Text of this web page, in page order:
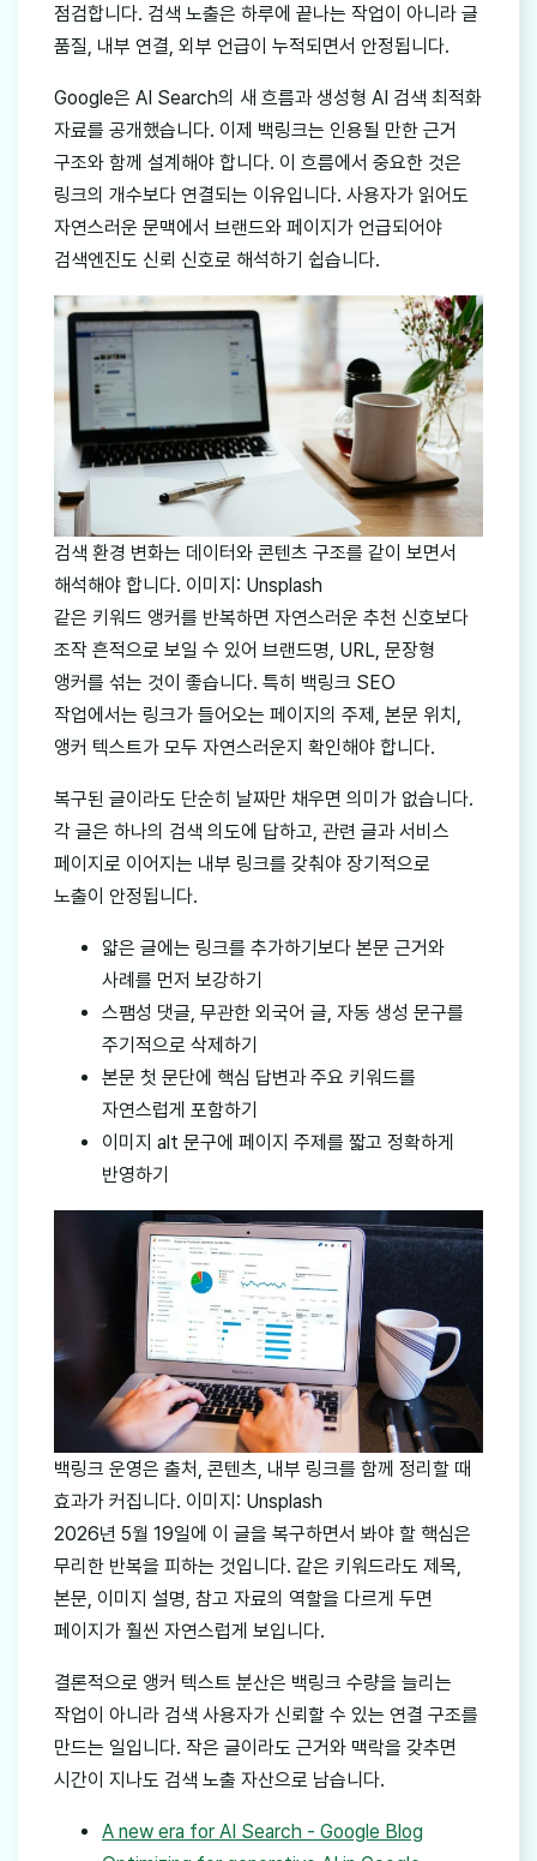
점검합니다. 검색 노출은 하루에 끝나는 작업이 아니라 글
품질, 내부 연결, 외부 언급이 누적되면서 안정됩니다.
Google은 AI Search의 새 흐름과 생성형 AI 검색 최적화
자료를 공개했습니다. 이제 백링크는 인용될 만한 근거
구조와 함께 설계해야 합니다. 이 흐름에서 중요한 것은
링크의 개수보다 연결되는 이유입니다. 사용자가 읽어도
자연스러운 문맥에서 브랜드와 페이지가 언급되어야
검색엔진도 신뢰 신호로 해석하기 쉽습니다.
검색 환경 변화는 데이터와 콘텐츠 구조를 같이 보면서
해석해야 합니다. 이미지: Unsplash
같은 키워드 앵커를 반복하면 자연스러운 추천 신호보다
조작 흔적으로 보일 수 있어 브랜드명, URL, 문장형
앵커를 섞는 것이 좋습니다. 특히 백링크 SEO
작업에서는 링크가 들어오는 페이지의 주제, 본문 위치,
앵커 텍스트가 모두 자연스러운지 확인해야 합니다.
복구된 글이라도 단순히 날짜만 채우면 의미가 없습니다.
각 글은 하나의 검색 의도에 답하고, 관련 글과 서비스
페이지로 이어지는 내부 링크를 갖춰야 장기적으로
노출이 안정됩니다.
얇은 글에는 링크를 추가하기보다 본문 근거와
사례를 먼저 보강하기
스팸성 댓글, 무관한 외국어 글, 자동 생성 문구를
주기적으로 삭제하기
본문 첫 문단에 핵심 답변과 주요 키워드를
자연스럽게 포함하기
이미지 alt 문구에 페이지 주제를 짧고 정확하게
반영하기
백링크 운영은 출처, 콘텐츠, 내부 링크를 함께 정리할 때
효과가 커집니다. 이미지: Unsplash
2026년 5월 19일에 이 글을 복구하면서 봐야 할 핵심은
무리한 반복을 피하는 것입니다. 같은 키워드라도 제목,
본문, 이미지 설명, 참고 자료의 역할을 다르게 두면
페이지가 훨씬 자연스럽게 보입니다.
결론적으로 앵커 텍스트 분산은 백링크 수량을 늘리는
작업이 아니라 검색 사용자가 신뢰할 수 있는 연결 구조를
만드는 일입니다. 작은 글이라도 근거와 맥락을 갖추면
시간이 지나도 검색 노출 자산으로 남습니다.
A new era for AI Search - Google Blog